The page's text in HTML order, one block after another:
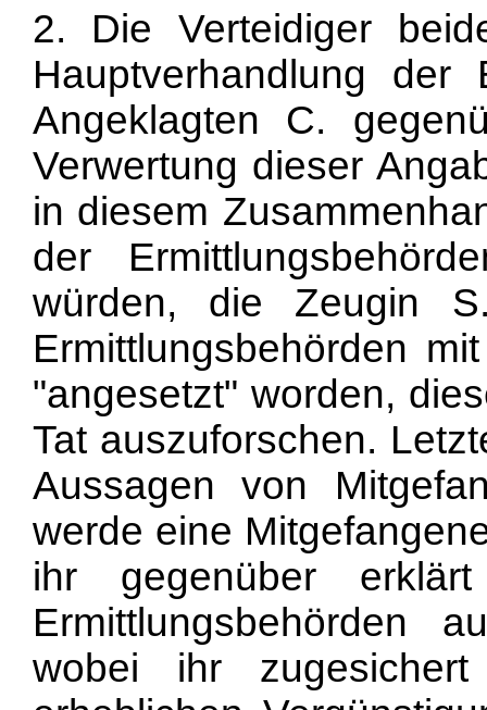
2. Die Verteidiger
Hauptverhandlung
Angeklagten C.
Verwertung dieser
in diesem
der
würden, die Zeugin
Ermittlungsbehörden
"angesetzt" worden,
Tat auszuforschen.
Aussagen von
werde eine
ihr gegenüber
Ermittlungsbehörden
wobei ihr